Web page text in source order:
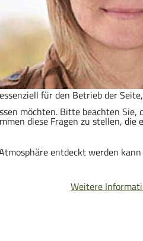
diese Fragen zu stellen,
entdeckt werden
für den Betrieb der
möchten. Bitte beachten
Weitere